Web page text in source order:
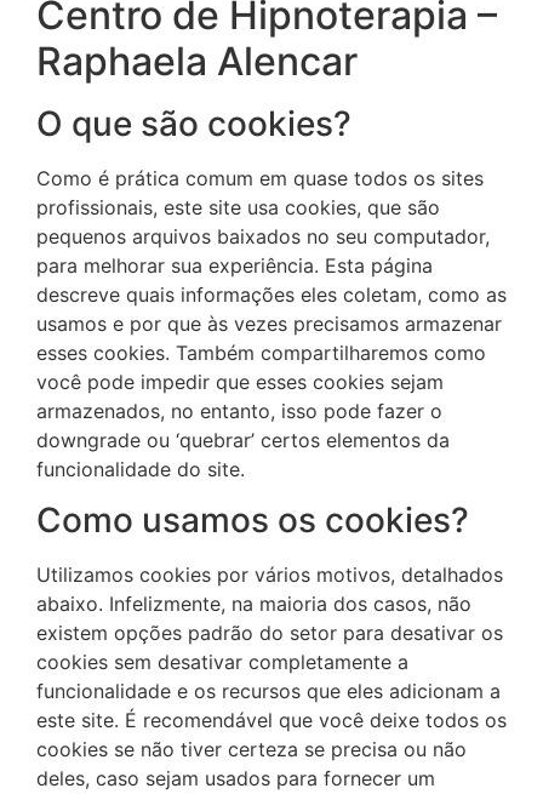
Centro de Hipnoterapia –
Raphaela Alencar
O que são cookies?
Como é prática comum em quase todos os sites
profissionais, este site usa cookies, que são
pequenos arquivos baixados no seu computador,
para melhorar sua experiência. Esta página
descreve quais informações eles coletam, como as
usamos e por que às vezes precisamos armazenar
esses cookies. Também compartilharemos como
você pode impedir que esses cookies sejam
armazenados, no entanto, isso pode fazer o
downgrade ou ‘quebrar’ certos elementos da
funcionalidade do site.
Como usamos os cookies?
Utilizamos cookies por vários motivos, detalhados
abaixo. Infelizmente, na maioria dos casos, não
existem opções padrão do setor para desativar os
cookies sem desativar completamente a
funcionalidade e os recursos que eles adicionam a
este site. É recomendável que você deixe todos os
cookies se não tiver certeza se precisa ou não
deles, caso sejam usados ​​para fornecer um